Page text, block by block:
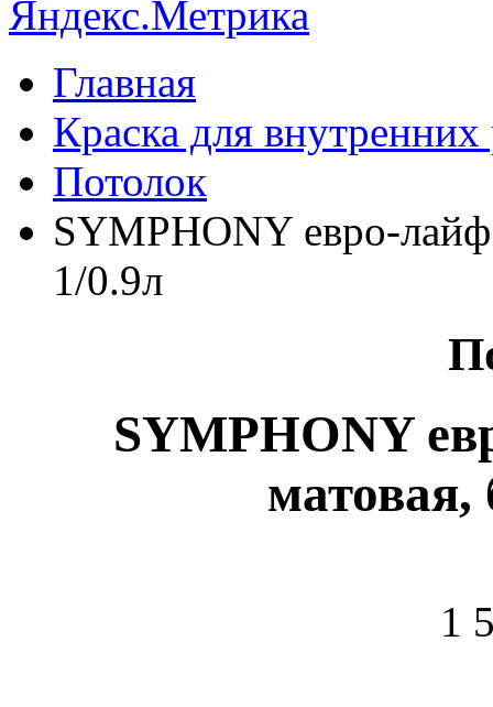
Главная
Краска для внутренних
Потолок
SYMPHONY евро-
1/0.9л
SYMPHONY
матовая,
1